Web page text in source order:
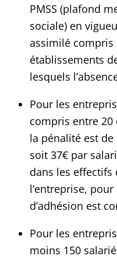
PMSS (plafond
sociale) en
assimilé compris
établissements
lesquels
Pour les
compris entre 20
la pénalité est de
soit 37€ par
dans les effectifs
l’entreprise, pour
d’adhésion est
Pour les
moins 150